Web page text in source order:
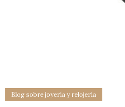
Blog sobre joyería y relojería